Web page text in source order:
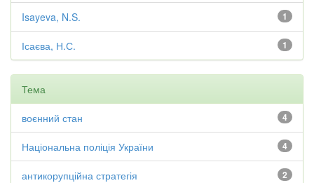
1
Isayeva, N.S.
1
Ісаєва, Н.С.
Тема
4
воєнний стан
4
Національна поліція України
2
антикорупційна стратегія